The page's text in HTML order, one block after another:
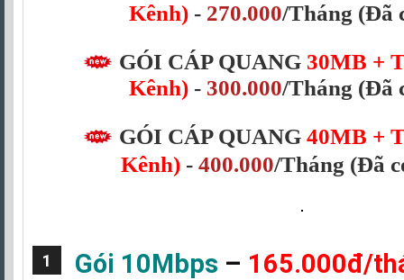
Kênh) - 270.000/Tháng (Đã
GÓI CÁP QUANG 30MB +
Kênh) - 300.000/Tháng (Đã
GÓI CÁP QUANG 40MB +
Kênh) - 400.000/Tháng (Đã
1 Gói 10Mbps – 165.000đ/